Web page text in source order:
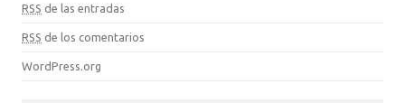
RSS de las entradas
RSS de los comentarios
WordPress.org